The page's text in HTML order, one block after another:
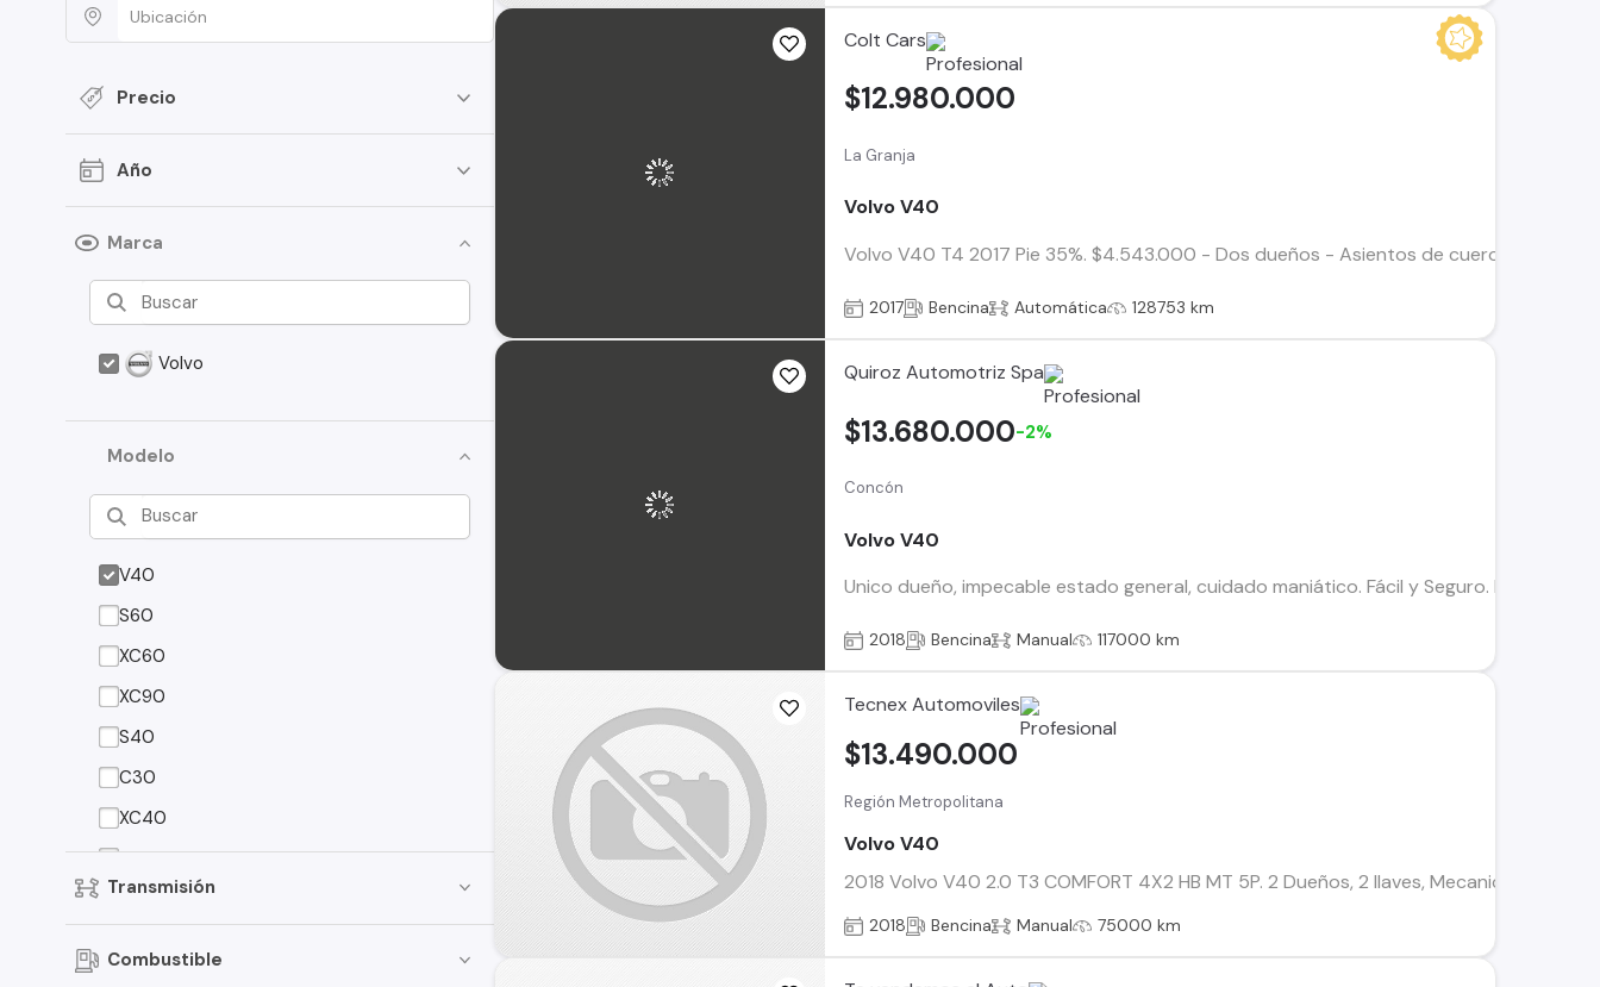
Precio
Año
Marca
Volvo
Modelo
V40
S60
XC60
XC90
S40
C30
XC40
V60
S80
Transmisión
Combustible
Colt Cars
La Granja
Volvo V40
Volvo V40 T4 2017 Pie 35%. $4.543.000 - Dos dueños - Asientos de cuero - Techo
$12.980.000
2017 Bencina Automática 128753 km
Quiroz Automotriz Spa
Concón
Volvo V40
Unico dueño, impecable estado general, cuidado maniático. Fácil y Seguro. Lo
$13.680.000-2%
2018 Bencina Manual 117000 km
Tecnex Automoviles
Región Metropolitana
Volvo V40
2018 Volvo V40 2.0 T3 COMFORT 4X2 HB MT 5P. 2 Dueños, 2 llaves, Mecanico.
$13.490.000
2018 Bencina Manual 75000 km